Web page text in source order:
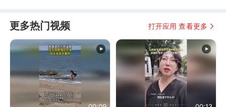
更多热门视频 打开应用 查看更多